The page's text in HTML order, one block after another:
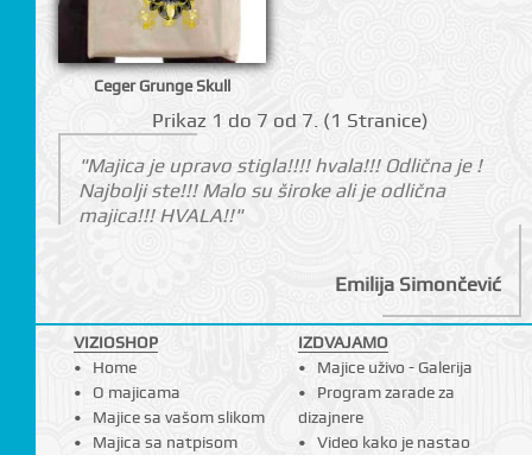
Ceger Grunge Skull
Prikаz 1 do 7 оd 7. (1 Strаnicе)
"Majica je upravo stigla!!!! hvala!!! Odlična je !
Najbolji ste!!! Malo su široke ali je odlična
majica!!! HVALA!!"
Emilija Simončević
VIZIOSHOP
Home
O majicama
Majice sa vašom slikom
Majica sa natpisom
IZDVAJAMO
Majice uživo - Galerija
Program zarade za
dizajnere
Video kako je nastao